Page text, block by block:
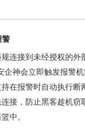
警
连接到未经授权的外
企神会立即触发报警
在报警时自动执行断
接，防止黑客趁机窃
中。